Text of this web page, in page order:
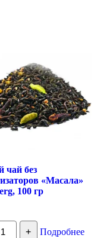
чай без
«Масала»
100 гр
+
Подробнее